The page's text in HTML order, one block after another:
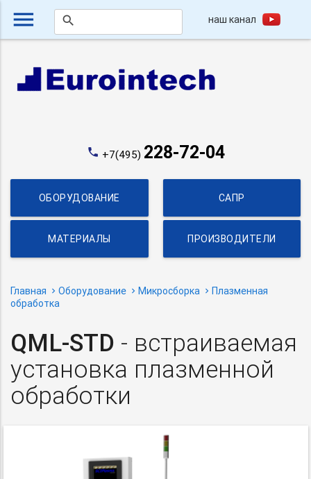
menu search наш канал
phone +7(495) 228-72-04
ОБОРУДОВАНИЕ САПР
МАТЕРИАЛЫ ПРОИЗВОДИТЕЛИ
Главная Оборудование Микросборка
Плазменная
обработка
QML-STD - встраиваемая
установка плазменной
обработки